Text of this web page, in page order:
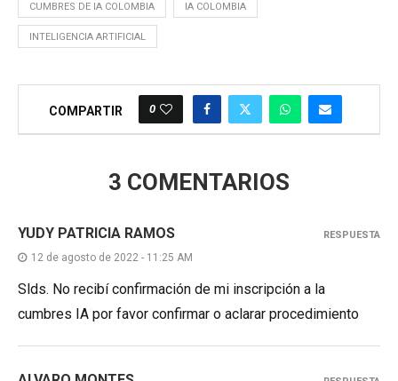
CUMBRES DE IA COLOMBIA IA COLOMBIA
INTELIGENCIA ARTIFICIAL
COMPARTIR 0
3 COMENTARIOS
YUDY PATRICIA RAMOS
12 de agosto de 2022 - 11:25 AM
Slds. No recibí confirmación de mi inscripción a la
cumbres IA por favor confirmar o aclarar procedimiento
RESPUESTA